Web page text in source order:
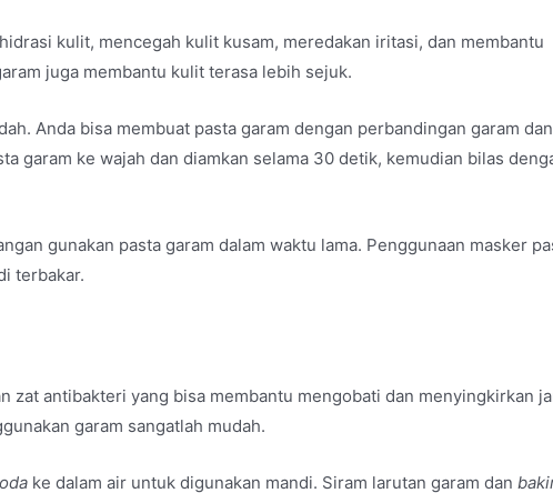
kulit, mencegah kulit kusam, meredakan iritasi, dan membantu
juga membantu kulit terasa lebih sejuk.
Anda bisa membuat pasta garam dengan perbandingan garam
garam ke wajah dan diamkan selama 30 detik, kemudian bilas
gunakan pasta garam dalam waktu lama. Penggunaan masker
terbakar.
zat antibakteri yang bisa membantu mengobati dan menyingkirkan
garam sangatlah mudah.
ke dalam air untuk digunakan mandi. Siram larutan garam dan